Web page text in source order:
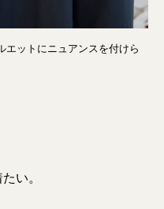
エットにニュアンスを付けら
い。